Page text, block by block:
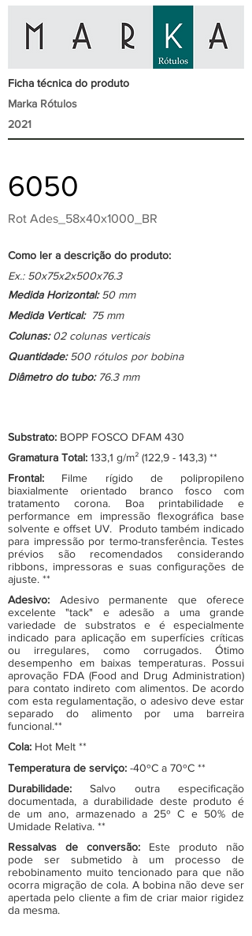
Ficha técnica do produto
Marka Rótulos
2021
6050
Rot Ades_58x40x1000_BR
Como ler a descrição do produto:
Ex.: 50x75x2x500x76.3
Medida Horizontal:50 mm
Medida Vertical: 75 mm
Colunas:02 colunas verticais
Quantidade:500 rótulos por bobina
Diâmetro do tubo: 76.3 mm
Substrato: BOPP FOSCO DFAM 430
Gramatura Total: 133,1 g/m² (122,9 - 143,3) **
Frontal: Filme rígido de polipropileno
biaxialmente orientado branco fosco com
tratamento corona. Boa printabilidade e
performance em impressão flexográfica base
solvente e offset UV. Produto também indicado
para impressão por termo-transferência. Testes
prévios são recomendados considerando
ribbons, impressoras e suas configurações de
ajuste. **
Adesivo: Adesivo permanente que oferece
excelente "tack" e adesão a uma grande
variedade de substratos e é especialmente
indicado para aplicação em superfícies críticas
ou irregulares, como corrugados. Ótimo
desempenho em baixas temperaturas. Possui
aprovação FDA (Food and Drug Administration)
para contato indireto com alimentos. De acordo
com esta regulamentação, o adesivo deve estar
separado do alimento por uma barreira
funcional.**
Cola: Hot Melt **
Temperatura de serviço: -40ºC a 70ºC **
Durabilidade:Salvo outra especificação
documentada, a durabilidade deste produto é
de um ano, armazenado a 25º C e 50% de
Umidade Relativa. **
Ressalvas de conversão: Este produto não
pode ser submetido à um processo de
rebobinamento muito tencionado para que não
ocorra migração de cola. A bobina não deve ser
apertada pelo cliente a fim de criar maior rigidez
da mesma.